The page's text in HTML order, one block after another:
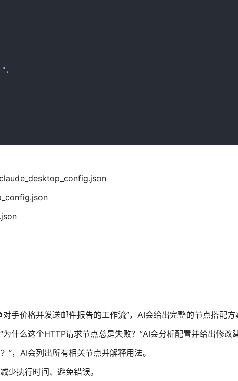
手价格并发送邮件报告的工作流”，AI会给出完整的节点搭配方
什么这个HTTP请求节点总是失败？”AI会分析配置并给出修改
”，AI会列出所有相关节点并解释用法。
少执行时间、避免错误。